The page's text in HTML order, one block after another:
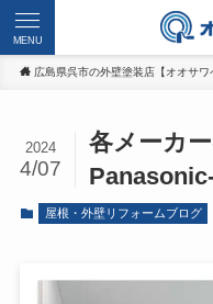
MENU
広島県呉市の外壁塗装店【オオサワ
各メーカ
2024
4/07
屋根・外壁リフォームブログ